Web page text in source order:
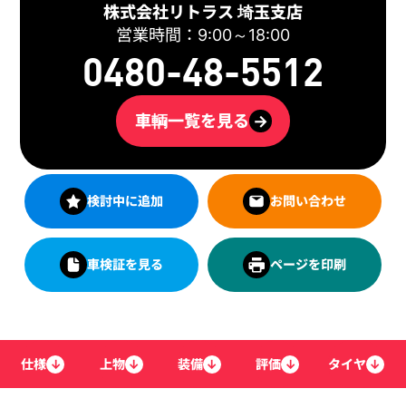
株式会社リトラス 埼玉支店
営業時間：9:00～18:00
0480-48-5512
車輌一覧を見る →
検討中に追加 お問い合わせ
車検証を見る ページを印刷
仕様 ↓ 上物 ↓ 装備 ↓ 評価 ↓ タイヤ ↓